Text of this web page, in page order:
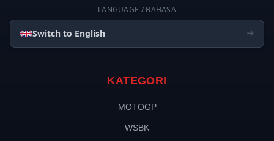
LANGUAGE / BAHASA
Switch to English
KATEGORI
MOTOGP
WSBK